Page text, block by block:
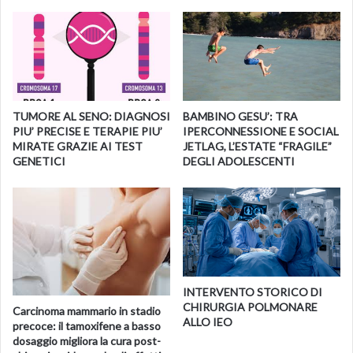
TUMORE AL SENO: DIAGNOSI
PIU’ PRECISE E TERAPIE PIU’
MIRATE GRAZIE AI TEST
GENETICI
BAMBINO GESU’: TRA
IPERCONNESSIONE E SOCIAL
JETLAG, L’ESTATE “FRAGILE”
DEGLI ADOLESCENTI
Carcinoma mammario in stadio
precoce: il tamoxifene a basso
dosaggio migliora la cura post-
INTERVENTO STORICO DI
CHIRURGIA POLMONARE
ALLO IEO